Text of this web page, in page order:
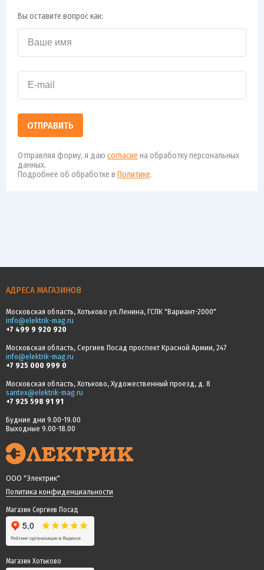
Вы оставите вопрос как:
ОТПРАВИТЬ
Отправляя форму, я даю согласие на обработку персональных
данных.
Подробнее об обработке в Политике.
АДРЕСА МАГАЗИНОВ
Московская область, Хотьково ул.Ленина, ГСПК "Вариант-2000"
info@elektrik-mag.ru
+7 499 9 920 920
Московская область, Сергиев Посад проспект Красной Армии, 247
info@elektrik-mag.ru
+7 925 000 999 0
Московская область, Хотьково, Художественный проезд, д. 8
santex@elektrik-mag.ru
+7 925 598 91 91
Будние дни 9.00-19.00
Выходные 9.00-18.00
ООО "Электрик"
Политика конфиденциальности
Магазин Сергиев Посад
Магазин Хотьково